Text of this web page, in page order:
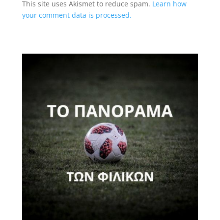
This site uses Akismet to reduce spam. Learn how
your comment data is processed.